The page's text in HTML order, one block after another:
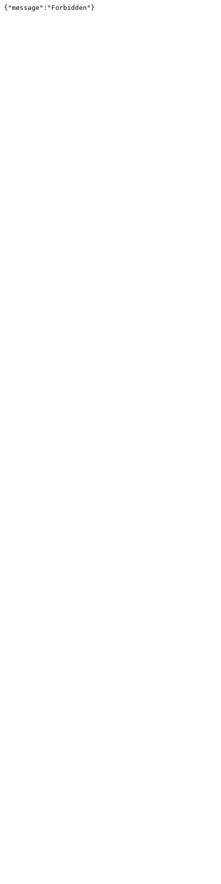
{"message":"Forbidden"}